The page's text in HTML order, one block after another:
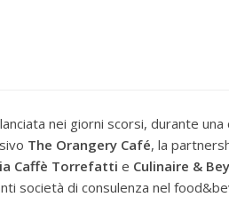
nei giorni scorsi, durante
The Orangery Café, la
Caffè Torrefatti e Culinaire &
società di consulenza nel